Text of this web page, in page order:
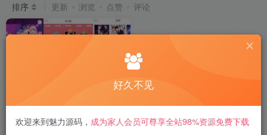
排序 更新 浏览 点赞 评论
漫画小说系统源码苹果cms内
核H5端网页漫画小说综合管理
好久不见
欢迎来到魅力源码 ， 成为家人会员可尊享全站98%资源免费下载